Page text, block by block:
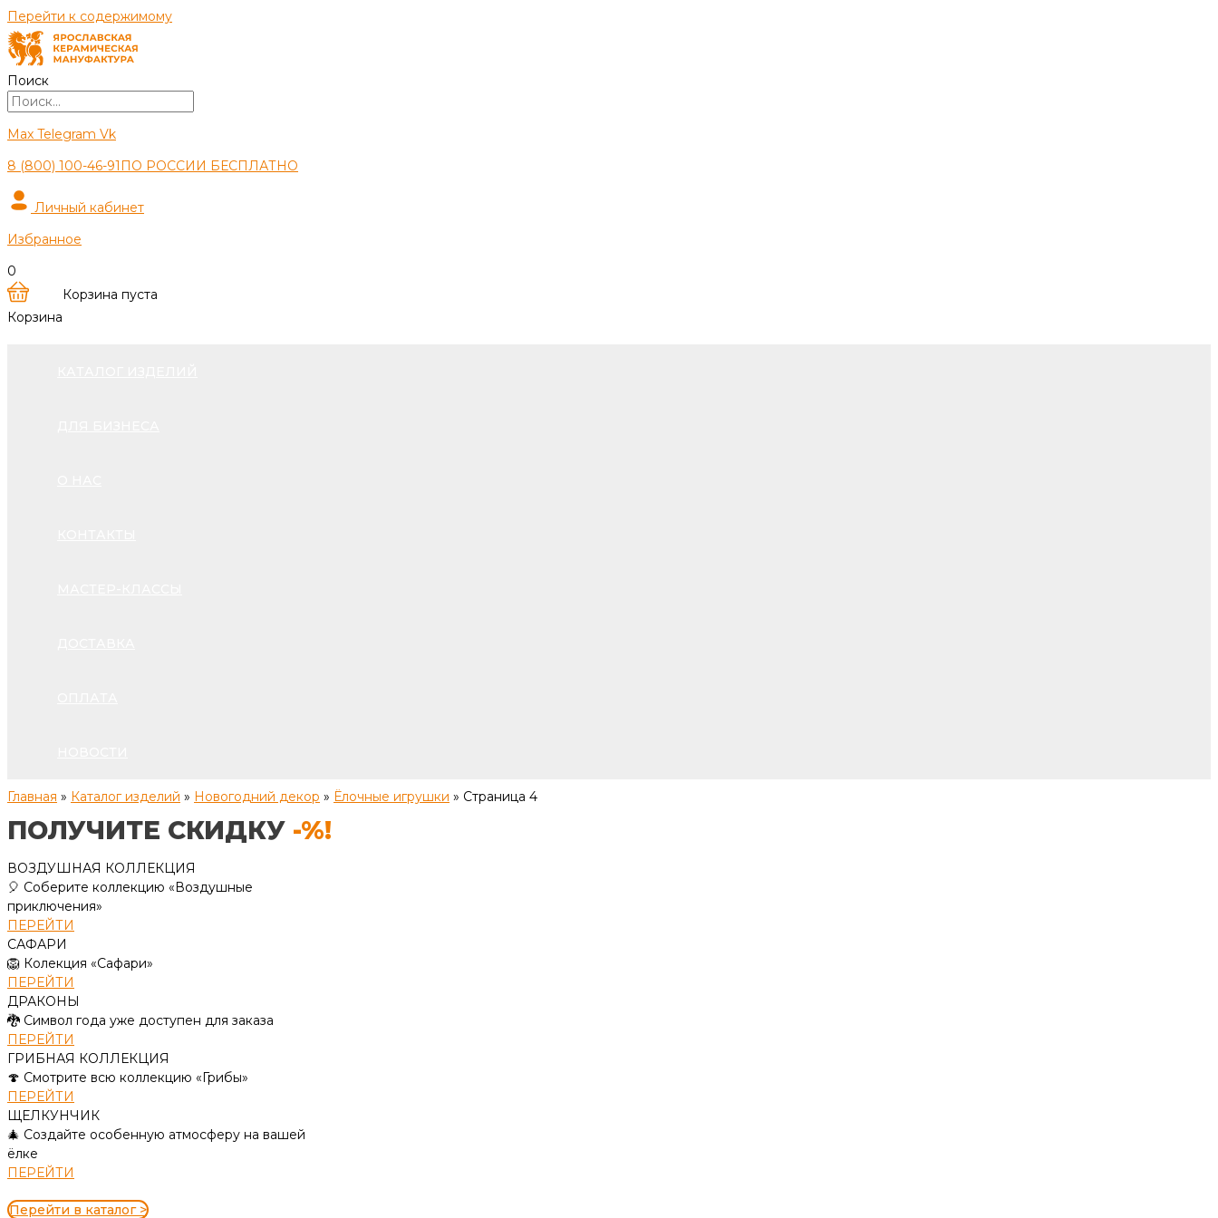
Перейти к содержимому
Поиск
Max Telegram Vk
8 (800) 100-46-91ПО РОССИИ БЕСПЛАТНО
Личный кабинет
Избранное
0
Корзина
Корзина пуста
Главная » Каталог изделий » Новогодний декор » Ёлочные игрушки » Страница 4
ПОЛУЧИТЕ СКИДКУ -%!
ВОЗДУШНАЯ КОЛЛЕКЦИЯ
🎈 Соберите коллекцию «Воздушные
приключения»
ПЕРЕЙТИ
САФАРИ
🦁 Колекция «Сафари»
ПЕРЕЙТИ
ДРАКОНЫ
🐉 Символ года уже доступен для заказа
ПЕРЕЙТИ
ГРИБНАЯ КОЛЛЕКЦИЯ
🍄 Смотрите всю коллекцию «Грибы»
ПЕРЕЙТИ
ЩЕЛКУНЧИК
🎄 Создайте особенную атмосферу на вашей
ёлке
ПЕРЕЙТИ
Перейти в каталог >